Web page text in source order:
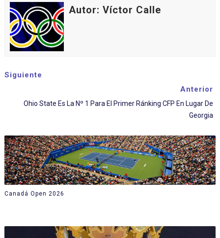
Autor: Víctor Calle
Siguiente
Anterior
Ohio State Es La Nº 1 Para El Primer Ránking CFP En Lugar De
Georgia
Canadá Open 2026